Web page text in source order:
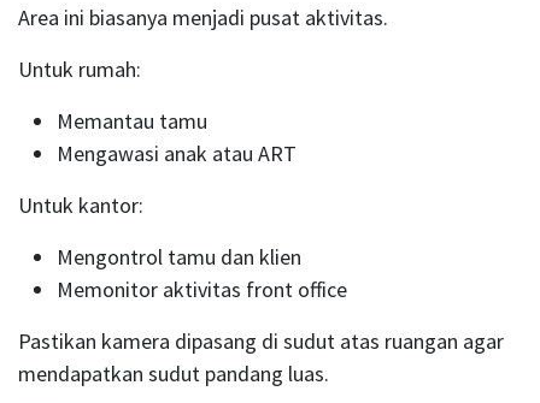
Area ini biasanya menjadi pusat aktivitas.
Untuk rumah:
Memantau tamu
Mengawasi anak atau ART
Untuk kantor:
Mengontrol tamu dan klien
Memonitor aktivitas front office
Pastikan kamera dipasang di sudut atas ruangan agar
mendapatkan sudut pandang luas.